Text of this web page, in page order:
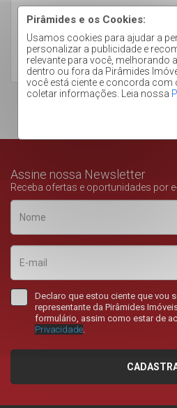
Pirâmides e os Cookies:
Usamos cookies para ajudar a
personalizar a publicidade e
relevante para você, melhorando
dentro ou fora da Pirâmides
você está ciente e concorda com
coletar informações. Leia nossa
LEIA MAIS
Assine nossa Newsletter
Receba ofertas e oportunidades por
Declaro que estou ciente que vou
representante da Pirâmides
formulário, assim como estar de
Privacidade.